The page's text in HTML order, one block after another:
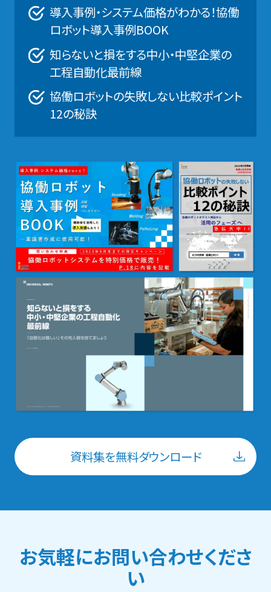
導入事例・システム価格がわかる！協働
ロボット導入事例BOOK
知らないと損をする中小・中堅企業の
工程自動化最前線
協働ロボットの失敗しない比較ポイント
12の秘訣
資料集を無料ダウンロード
お気軽にお問い合わせくださ
い